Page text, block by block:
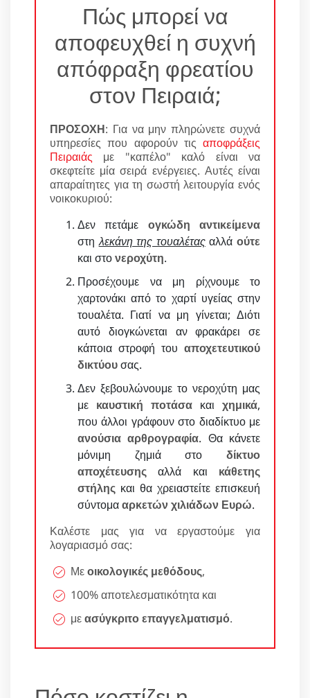
Πώς μπορεί να
αποφευχθεί η συχνή
απόφραξη φρεατίου
στον Πειραιά;
ΠΡΟΣΟΧΗ: Για να μην πληρώνετε συχνά
υπηρεσίες που αφορούν τις αποφράξεις
Πειραιάς με "καπέλο" καλό είναι να
σκεφτείτε μία σειρά ενέργειες. Αυτές είναι
απαραίτητες για τη σωστή λειτουργία ενός
νοικοκυριού:
Δεν πετάμε ογκώδη αντικείμενα
στηλεκάνη της τουαλέταςαλλάούτε
και στονεροχύτη.
Προσέχουμε να μη ρίχνουμε το
χαρτονάκι από το χαρτί υγείας στην
τουαλέτα. Γιατί να μη γίνεται; Διότι
αυτό διογκώνεται αν φρακάρει σε
κάποια στροφή του αποχετευτικού
δικτύουσας.
Δεν ξεβουλώνουμε το νεροχύτη μας
με καυστική ποτάσα και χημικά,
που άλλοι γράφουν στο διαδίκτυο με
ανούσια αρθρογραφία. Θα κάνετε
μόνιμη ζημιά στο δίκτυο
αποχέτευσης αλλά και κάθετης
στήλης και θα χρειαστείτε επισκευή
σύντομααρκετών χιλιάδων Ευρώ.
Καλέστε μας για να εργαστούμε για
λογαριασμό σας:
Μεοικολογικές μεθόδους,
100% αποτελεσματικότητα και
μεασύγκριτο επαγγελματισμό.